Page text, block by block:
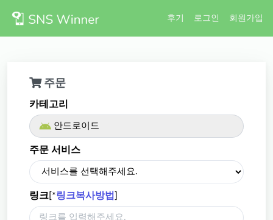
후기 로그인 회원가입
주문
카테고리
안드로이드
주문 서비스
링크[*링크복사방법 ]